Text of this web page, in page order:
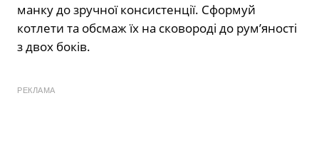
манку до зручної консистенції. Сформуй
котлети та обсмаж їх на сковороді до рум’яності
з двох боків.
РЕКЛАМА